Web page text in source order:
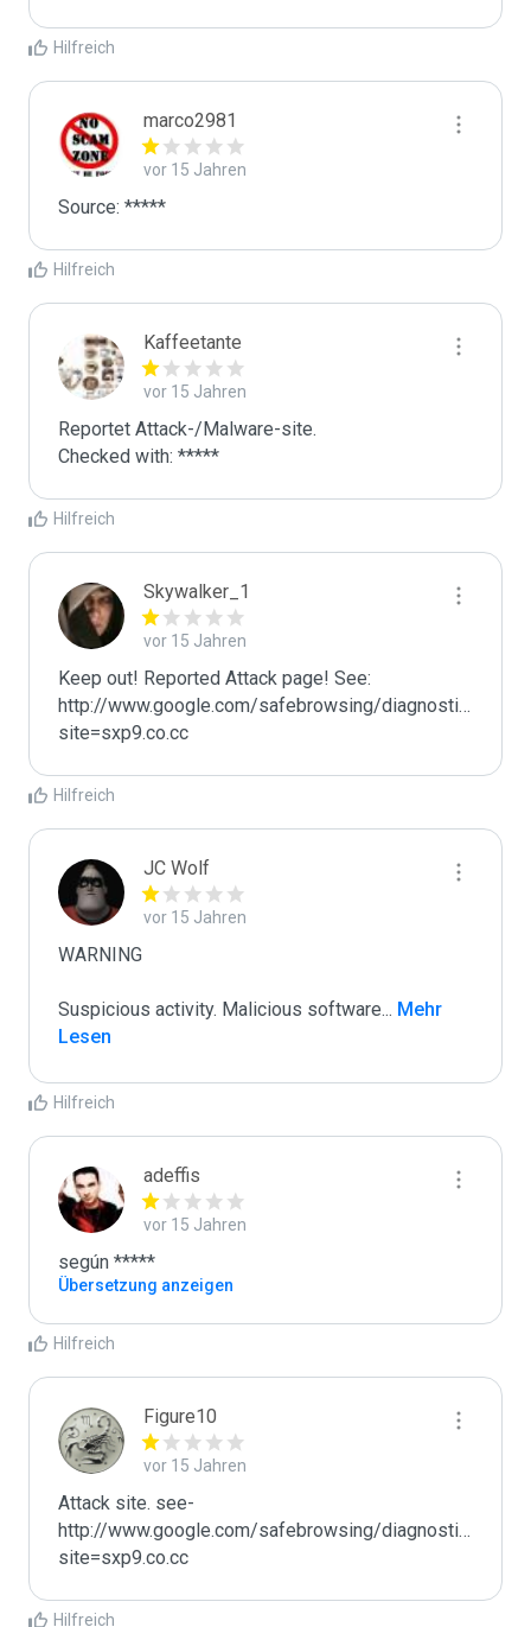
Hilfreich
marco2981
vor 15 Jahren
Source: *****
Hilfreich
Kaffeetante
vor 15 Jahren
Reportet Attack-/Malware-site.
Checked with: *****
Hilfreich
Skywalker_1
vor 15 Jahren
Keep out! Reported Attack page! See:
http://www.google.com/safebrowsing/diagnostic?
site=sxp9.co.cc
Hilfreich
JC Wolf
vor 15 Jahren
WARNING
Suspicious activity. Malicious software... Mehr
Lesen
Hilfreich
adeffis
vor 15 Jahren
según *****
Übersetzung anzeigen
Hilfreich
Figure10
vor 15 Jahren
Attack site. see-
http://www.google.com/safebrowsing/diagnostic?
site=sxp9.co.cc
Hilfreich